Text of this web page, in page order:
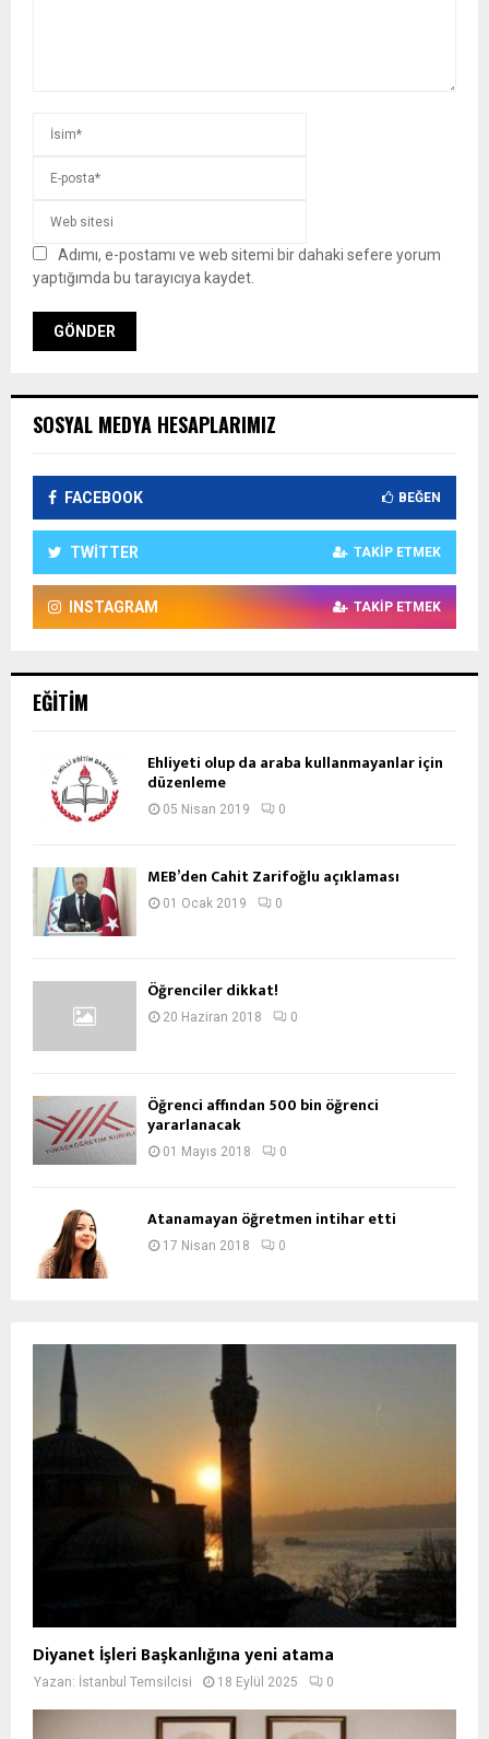
Adımı, e-postamı ve web sitemi bir dahaki sefere yorum
yaptığımda bu tarayıcıya kaydet.
SOSYAL MEDYA HESAPLARIMIZ
FACEBOOK BEĞEN
TWITTER TAKIP ETMEK
INSTAGRAM TAKIP ETMEK
EĞITIM
Ehliyeti olup da araba kullanmayanlar için
düzenleme
05 Nisan 2019 0
MEB’den Cahit Zarifoğlu açıklaması
01 Ocak 2019 0
Öğrenciler dikkat!
20 Haziran 2018 0
Öğrenci affından 500 bin öğrenci
yararlanacak
01 Mayıs 2018 0
Atanamayan öğretmen intihar etti
17 Nisan 2018 0
Diyanet İşleri Başkanlığına yeni atama
Yazan: İstanbul Temsilcisi 18 Eylül 2025 0